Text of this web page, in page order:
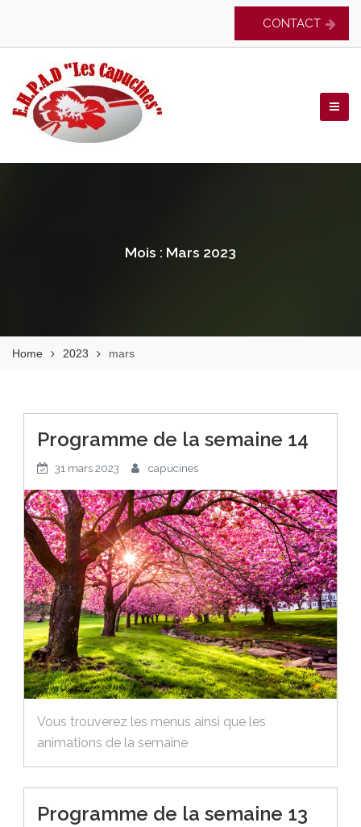
content
CONTACT
EHPAD Les Capucines
Mois : Mars 2023
Home 2023 mars
Programme de la semaine 14
31 mars 2023 capucines
Vous trouverez les menus ainsi que les
animations de la semaine
Programme de la semaine 13